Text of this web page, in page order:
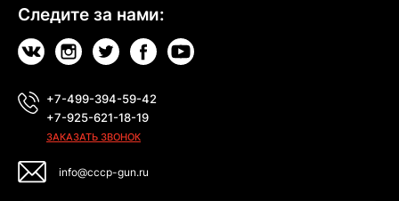
Следите за нами:
+7-499-394-59-42
+7-925-621-18-19
ЗАКАЗАТЬ ЗВОНОК
info@cccp-gun.ru